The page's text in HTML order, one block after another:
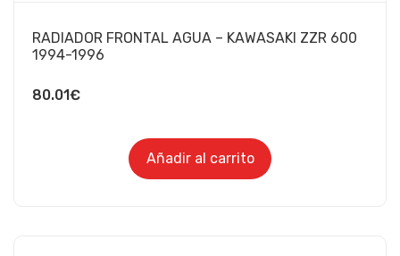
RADIADOR FRONTAL AGUA – KAWASAKI ZZR 600
1994-1996
80.01€
Añadir al carrito